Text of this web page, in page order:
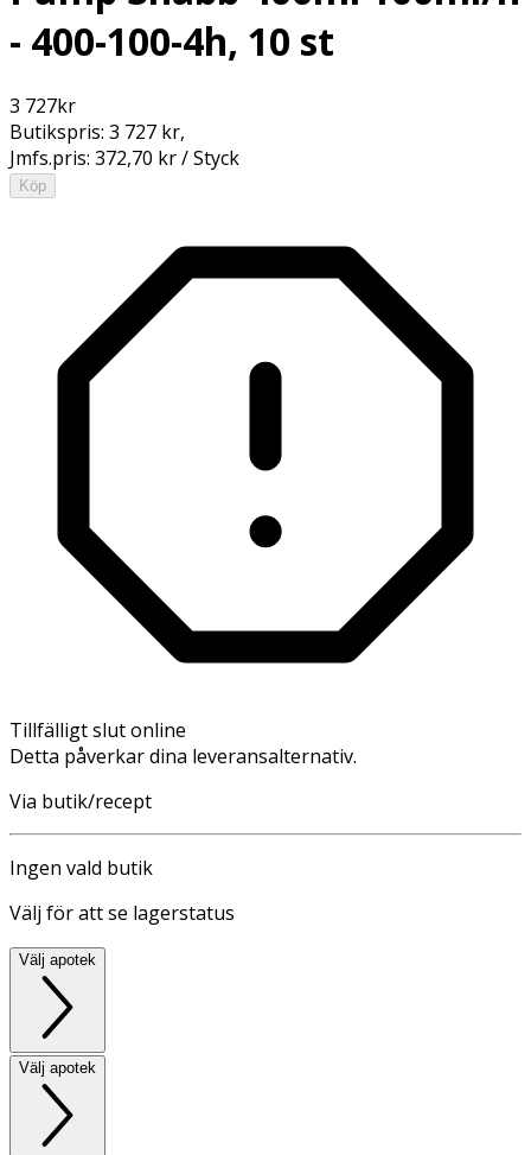
- 400-100-4h, 10 st
3 727kr
Butikspris: 3 727 kr,
Jmfs.pris: 372,70 kr / Styck
Köp
Tillfälligt slut online
Detta påverkar dina leveransalternativ.
Via butik/recept
Ingen vald butik
Välj för att se lagerstatus
Välj apotek
Välj apotek